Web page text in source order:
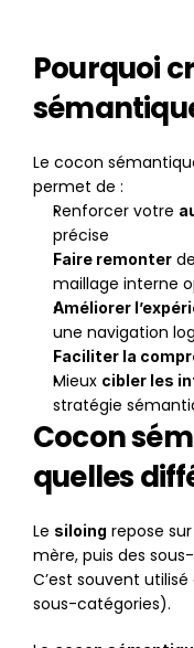
Pourquoi
Le cocon
permet de :
Renforcer votre
précise
Faire remonter
maillage interne
Améliorer
une navigation
Faciliter la
Mieux cibler les
stratégie
Cocon
quelles
Le siloing repose
mère, puis des
C’est souvent
sous-catégories).